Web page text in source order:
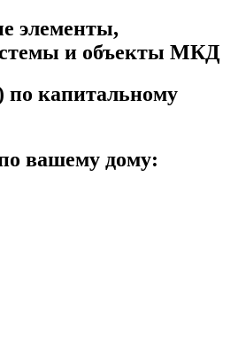
элементы,
и объекты МКД
по капитальному
вашему дому: